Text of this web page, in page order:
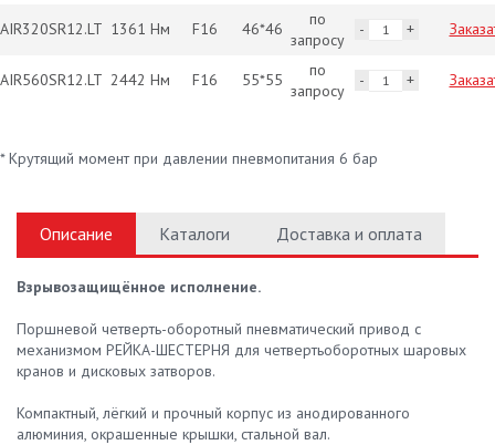
AIR320SR12.LT 1361 Нм F16 46*46
по
запросу
AIR560SR12.LT 2442 Нм F16 55*55
по
запросу
* Крутящий момент при давлении пневмопитания 6 бар
Описание Каталоги Доставка и оплата
Взрывозащищённое исполнение.
Поршневой четверть-оборотный пневматический привод с
механизмом РЕЙКА-ШЕСТЕРНЯ для четвертьоборотных шаровых
кранов и дисковых затворов.
Компактный, лёгкий и прочный корпус из анодированного
алюминия, окрашенные крышки, стальной вал.